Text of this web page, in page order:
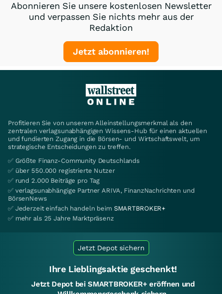
Abonnieren Sie unsere kostenlosen Newsletter
und verpassen Sie nichts mehr aus der
Redaktion
Jetzt abonnieren!
Profitieren Sie von unserem Alleinstellungsmerkmal als den
zentralen verlagsunabhängigen Wissens-Hub für einen aktuellen
und fundierten Zugang in die Börsen- und Wirtschaftswelt, um
strategische Entscheidungen zu treffen.
✅ Größte Finanz-Community Deutschlands
✅ über 550.000 registrierte Nutzer
✅ rund 2.000 Beiträge pro Tag
✅ verlagsunabhängige Partner ARIVA, FinanzNachrichten und
BörsenNews
✅ Jederzeit einfach handeln beim SMARTBROKER+
✅ mehr als 25 Jahre Marktpräsenz
Jetzt Depot sichern
Ihre Lieblingsaktie geschenkt!
Jetzt Depot bei SMARTBROKER+ eröffnen und